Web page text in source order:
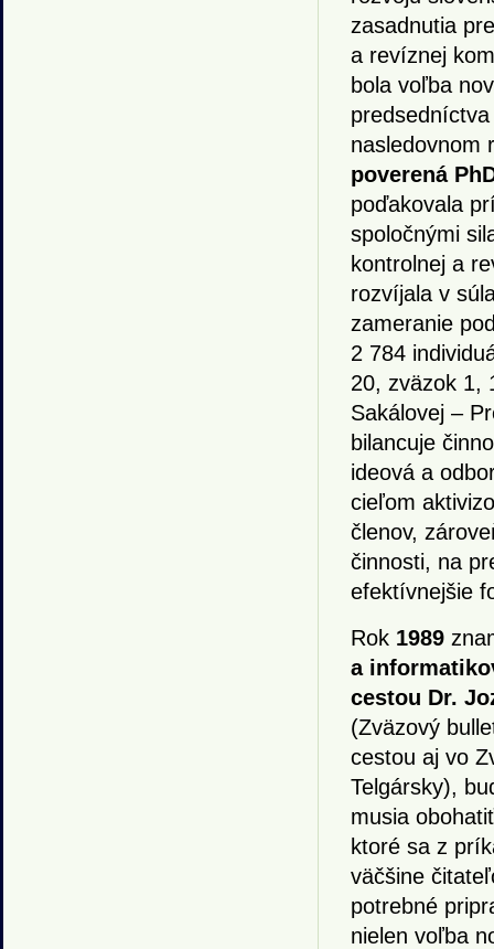
zasadnutia
a revíznej
bola voľba
nasledovnom
poverená
poďakovala
spoločnými
kontrolnej a
rozvíjala v
zameranie
2 784
20, zväzok 1,
Sakálovej –
bilancuje
ideová a
cieľom
členov,
činnosti, na
efektívnejšie
Rok 1989
a
cestou Dr.
(Zväzový
cestou aj vo
Telgársky),
musia
ktoré sa z
väčšine
potrebné
nielen voľba